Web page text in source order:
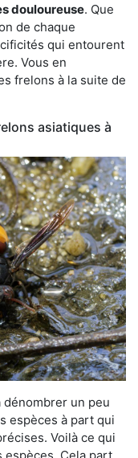
douloureuse. Que
de chaque
qui entourent
Vous en
frelons à la suite de
asiatiques à
un peu
espèces à part qui
Voilà ce qui
Cela part